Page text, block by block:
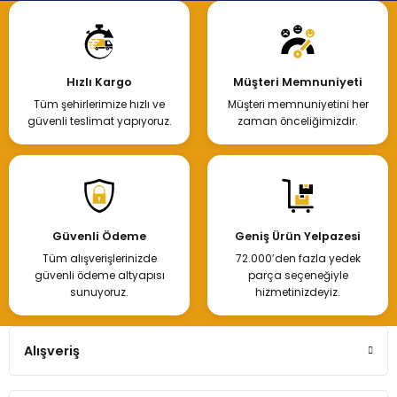
Hızlı Kargo
Tüm şehirlerimize hızlı ve
güvenli teslimat yapıyoruz.
Müşteri Memnuniyeti
Müşteri memnuniyetini her
zaman önceliğimizdir.
Güvenli Ödeme
Tüm alışverişlerinizde
güvenli ödeme altyapısı
sunuyoruz.
Geniş Ürün Yelpazesi
72.000’den fazla yedek
parça seçeneğiyle
hizmetinizdeyiz.
Alışveriş